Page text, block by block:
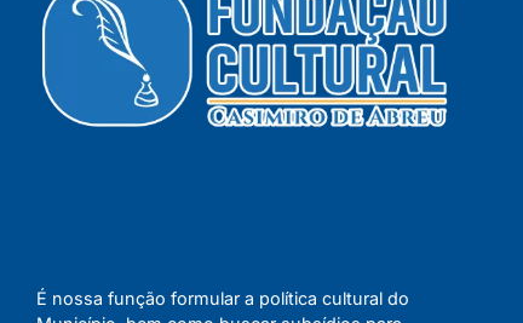
É nossa função formular a política cultural do